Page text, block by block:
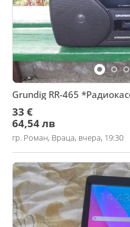
Grundig RR-465
33 €
64,54 лв
гр. Роман, Враца, вчера, 19:30